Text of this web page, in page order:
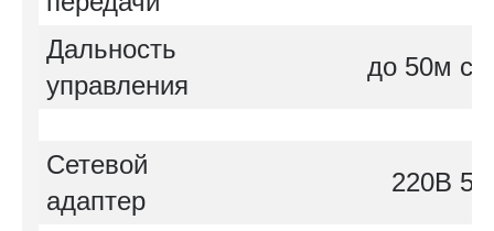
Дальность
управления
до 50м с
Сетевой
адаптер
220В